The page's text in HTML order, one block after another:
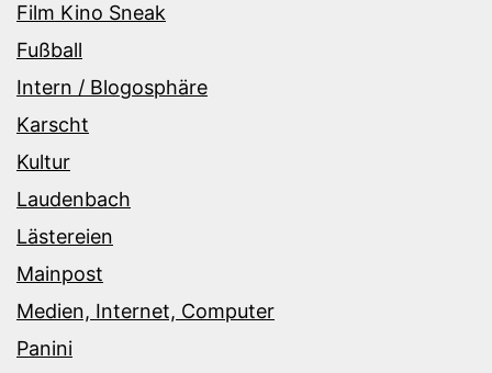
Film Kino Sneak
Fußball
Intern / Blogosphäre
Karscht
Kultur
Laudenbach
Lästereien
Mainpost
Medien, Internet, Computer
Panini